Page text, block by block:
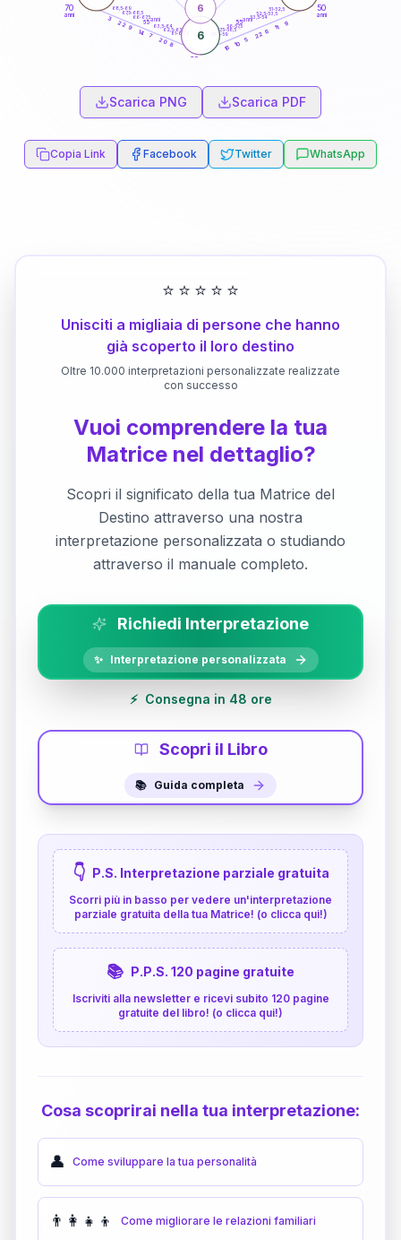
50
anni
60
70
anni
51-52,5
52,5-53,5
53,5-54
56-57,5
57,5-58,5
58,5-59
61-62,5
62,5-63,5
63,5-64
66-67,5
67,5-68,5
68,5-69
9
11
6
22
5
10
16
8
20
7
14
9
22
3
6
6
55anni
65anni
Scarica PNG Scarica PDF
Copia Link Facebook Twitter WhatsApp
⭐ ⭐ ⭐ ⭐ ⭐
Unisciti a migliaia di persone che hanno
già scoperto il loro destino
Oltre 10.000 interpretazioni personalizzate realizzate
con successo
Vuoi comprendere la tua
Matrice nel dettaglio?
Scopri il significato della tua Matrice del
Destino attraverso una nostra
interpretazione personalizzata o studiando
attraverso il manuale completo.
Richiedi Interpretazione
✨ Interpretazione personalizzata
⚡ Consegna in 48 ore
Scopri il Libro
📚 Guida completa
👇 P.S. Interpretazione parziale gratuita
Scorri più in basso per vedere un'interpretazione
parziale gratuita della tua Matrice! (o clicca qui!)
📚 P.P.S. 120 pagine gratuite
Iscriviti alla newsletter e ricevi subito 120 pagine
gratuite del libro! (o clicca qui!)
Cosa scoprirai nella tua interpretazione:
👤 Come sviluppare la tua personalità
👨‍👩‍👧‍👦 Come migliorare le relazioni familiari